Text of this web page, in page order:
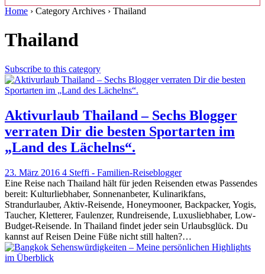
Home › Category Archives › Thailand
Thailand
Subscribe to this category
Aktivurlaub Thailand – Sechs Blogger
verraten Dir die besten Sportarten im
„Land des Lächelns“.
23. März 2016 4 Steffi - Familien-Reiseblogger
Eine Reise nach Thailand hält für jeden Reisenden etwas Passendes
bereit: Kulturliebhaber, Sonnenanbeter, Kulinarikfans,
Strandurlauber, Aktiv-Reisende, Honeymooner, Backpacker, Yogis,
Taucher, Kletterer, Faulenzer, Rundreisende, Luxusliebhaber, Low-
Budget-Reisende. In Thailand findet jeder sein Urlaubsglück. Du
kannst auf Reisen Deine Füße nicht still halten?…